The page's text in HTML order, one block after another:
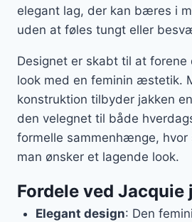
elegant lag, der kan bæres i
uden at føles tungt eller
Designet er skabt til at forene
look med en feminin æstetik.
konstruktion tilbyder jakken
den velegnet til både
formelle sammenhænge, hvor
man ønsker et lagende look.
Fordele ved Jacquie
Elegant design: Den